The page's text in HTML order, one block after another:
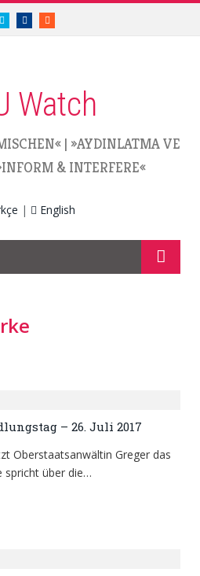
twitter.com/nsuwatch
facebook.com/nsuwatch
RSS
Watch
| »AYDINLATMA VE
& INTERFERE«
| English
– 26. Juli 2017
Oberstaatsanwältin Greger das
spricht über die…